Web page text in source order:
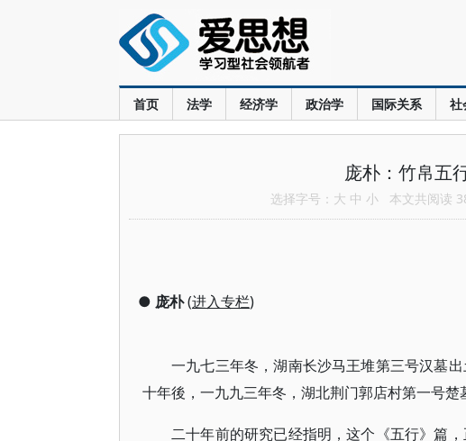
首页 法学 经济学 政治学 国际关系 社
庞朴：竹帛五
选择字号： 大 中 小 本文共阅读
● 庞朴(进入专栏)
一九七三年冬，湖南长沙马王堆第三号汉墓
十年後，一九九三年冬，湖北荆门郭店村第一号楚
二十年前的研究已经指明，这个《五行》篇